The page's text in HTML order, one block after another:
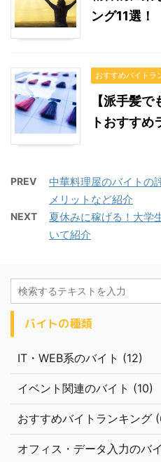
ング11選！
おすすめバイトラ
【派手髪
トおすすめ
PREV
中華料理屋のバイトの
メリットなど紹介
NEXT
夏休みに稼げる！大学
いて紹介
バイトの種類
IT・WEB系のバイト (12)
イベント関連のバイト (10)
おすすめバイトランキング
オフィス・データ入力のバ